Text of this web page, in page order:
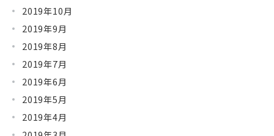
2019年10月
2019年9月
2019年8月
2019年7月
2019年6月
2019年5月
2019年4月